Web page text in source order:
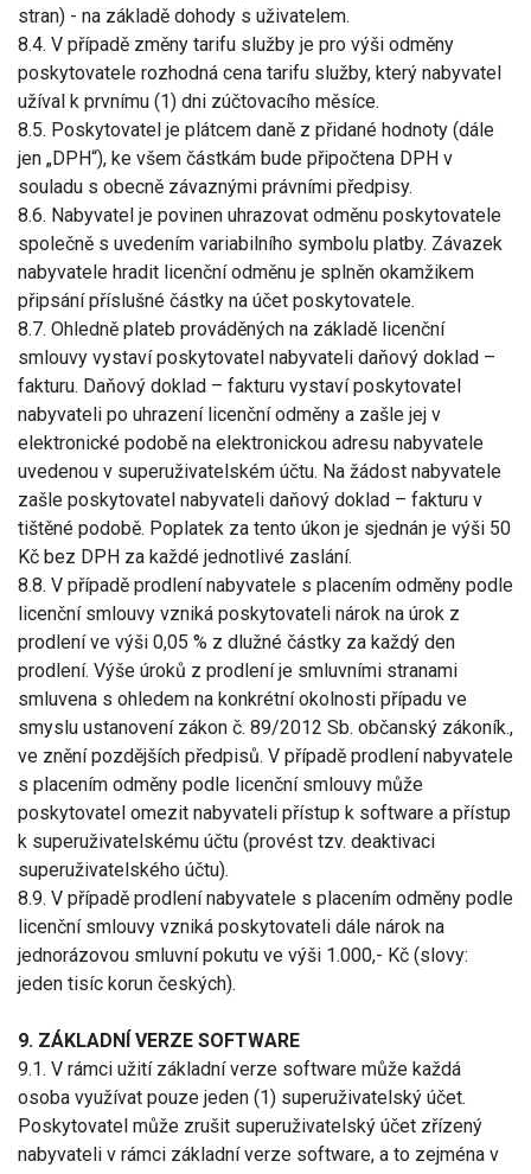
stran) - na základě dohody s uživatelem.
8.4. V případě změny tarifu služby je pro výši odměny
poskytovatele rozhodná cena tarifu služby, který nabyvatel
užíval k prvnímu (1) dni zúčtovacího měsíce.
8.5. Poskytovatel je plátcem daně z přidané hodnoty (dále
jen „DPH“), ke všem částkám bude připočtena DPH v
souladu s obecně závaznými právními předpisy.
8.6. Nabyvatel je povinen uhrazovat odměnu poskytovatele
společně s uvedením variabilního symbolu platby. Závazek
nabyvatele hradit licenční odměnu je splněn okamžikem
připsání příslušné částky na účet poskytovatele.
8.7. Ohledně plateb prováděných na základě licenční
smlouvy vystaví poskytovatel nabyvateli daňový doklad –
fakturu. Daňový doklad – fakturu vystaví poskytovatel
nabyvateli po uhrazení licenční odměny a zašle jej v
elektronické podobě na elektronickou adresu nabyvatele
uvedenou v superuživatelském účtu. Na žádost nabyvatele
zašle poskytovatel nabyvateli daňový doklad – fakturu v
tištěné podobě. Poplatek za tento úkon je sjednán je výši 50
Kč bez DPH za každé jednotlivé zaslání.
8.8. V případě prodlení nabyvatele s placením odměny podle
licenční smlouvy vzniká poskytovateli nárok na úrok z
prodlení ve výši 0,05 % z dlužné částky za každý den
prodlení. Výše úroků z prodlení je smluvními stranami
smluvena s ohledem na konkrétní okolnosti případu ve
smyslu ustanovení zákon č. 89/2012 Sb. občanský zákoník.,
ve znění pozdějších předpisů. V případě prodlení nabyvatele
s placením odměny podle licenční smlouvy může
poskytovatel omezit nabyvateli přístup k software a přístup
k superuživatelskému účtu (provést tzv. deaktivaci
superuživatelského účtu).
8.9. V případě prodlení nabyvatele s placením odměny podle
licenční smlouvy vzniká poskytovateli dále nárok na
jednorázovou smluvní pokutu ve výši 1.000,- Kč (slovy:
jeden tisíc korun českých).
9. ZÁKLADNÍ VERZE SOFTWARE
9.1. V rámci užití základní verze software může každá
osoba využívat pouze jeden (1) superuživatelský účet.
Poskytovatel může zrušit superuživatelský účet zřízený
nabyvateli v rámci základní verze software, a to zejména v